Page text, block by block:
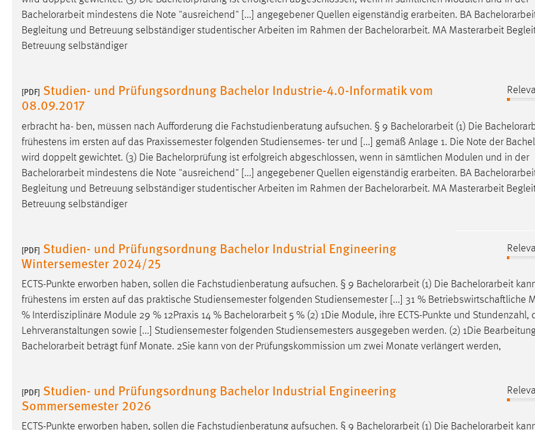
Bachelorarbeit mindestens die Note "ausreichend" [...] angegebener Quellen eigenständig erarbeiten. BA
Begleitung und Betreuung selbständiger studentischer Arbeiten im Rahmen der Bachelorarbeit. MA Masterarbeit
Betreuung selbständiger
[PDF] Studien- und Prüfungsordnung Bachelor Industrie-4.0-Informatik vom
08.09.2017
erbracht ha- ben, müssen nach Aufforderung die Fachstudienberatung aufsuchen. § 9 Bachelorarbeit (1) Die
frühestens im ersten auf das Praxissemester folgenden Studiensemes- ter und [...] gemäß Anlage 1. Die Note der
wird doppelt gewichtet. (3) Die Bachelorprüfung ist erfolgreich abgeschlossen, wenn in sämtlichen Modulen und in der
Bachelorarbeit mindestens die Note "ausreichend" [...] angegebener Quellen eigenständig erarbeiten. BA
Begleitung und Betreuung selbständiger studentischer Arbeiten im Rahmen der Bachelorarbeit. MA Masterarbeit
Betreuung selbständiger
[PDF] Studien- und Prüfungsordnung Bachelor Industrial Engineering
Wintersemester 2024/25
ECTS-Punkte erworben haben, sollen die Fachstudienberatung aufsuchen. § 9 Bachelorarbeit (1) Die Bachelorarbeit
frühestens im ersten auf das praktische Studiensemester folgenden Studiensemester [...] 31 % Betriebswirtschaftliche
% Interdisziplinäre Module 29 % 12Praxis 14 % Bachelorarbeit 5 % (2) 1Die Module, ihre ECTS-Punkte und Stundenzahl,
Lehrveranstaltungen sowie [...] Studiensemester folgenden Studiensemesters ausgegeben werden. (2) 1Die
Bachelorarbeit beträgt fünf Monate. 2Sie kann von der Prüfungskommission um zwei Monate verlängert werden,
[PDF] Studien- und Prüfungsordnung Bachelor Industrial Engineering
Sommersemester 2026
ECTS-Punkte erworben haben, sollen die Fachstudienberatung aufsuchen. § 9 Bachelorarbeit (1) Die Bachelorarbeit
Facebook Pixel
Name: _fbp
Anbieter: Facebook
Cookie Laufzeit: 3 Monate
EXTERNE MEDIEN
Um Inhalte von Videoplattformen und Social Media
Plattformen anzeigen zu können, werden von diesen
externen Medien Cookies gesetzt.
Vimeo